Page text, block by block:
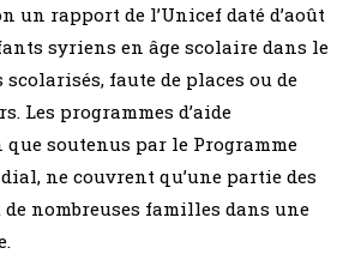
un rapport de l’Unicef daté d’août
syriens en âge scolaire dans le
faute de places ou de
Les programmes d’aide
soutenus par le Programme
ne couvrent qu’une partie des
nombreuses familles dans une